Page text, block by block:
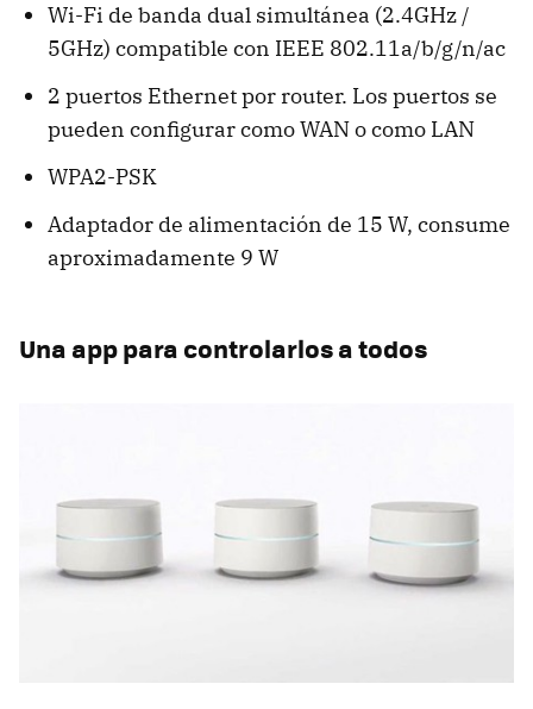
Wi-Fi de banda dual simultánea (2.4GHz /
5GHz) compatible con IEEE 802.11a/b/g/n/ac
2 puertos Ethernet por router. Los puertos se
pueden configurar como WAN o como LAN
WPA2-PSK
Adaptador de alimentación de 15 W, consume
aproximadamente 9 W
Una app para controlarlos a todos